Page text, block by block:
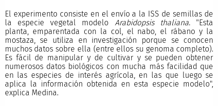
El experimento consiste en el envío a la ISS de semillas de
la especie vegetal modelo Arabidopsis thaliana. "Esta
planta, emparentada con la col, el nabo, el rábano y la
mostaza, se utiliza en investigación porque se conocen
muchos datos sobre ella (entre ellos su genoma completo).
Es fácil de manipular y de cultivar y se pueden obtener
numerosos datos biológicos con mucha más facilidad que
en las especies de interés agrícola, en las que luego se
aplica la información obtenida en esta especie modelo",
explica Medina.